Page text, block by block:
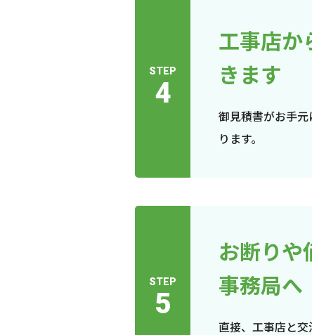
STEP
4
工事店か
きます
御見積書がお手
ります。
STEP
5
お断りや
事務局へ
直接、工事店と